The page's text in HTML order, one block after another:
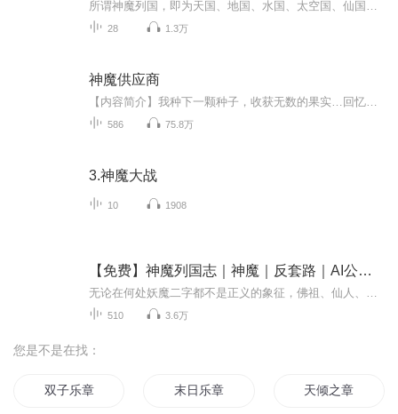
28 1.3万
神魔供应商
586 75.8万
3.神魔大战
10 1908
【免费】神魔列国志｜神魔｜反套路｜AI公版书
510 3.6万
您是不是在找：
双子乐章 末日乐章 天倾之章